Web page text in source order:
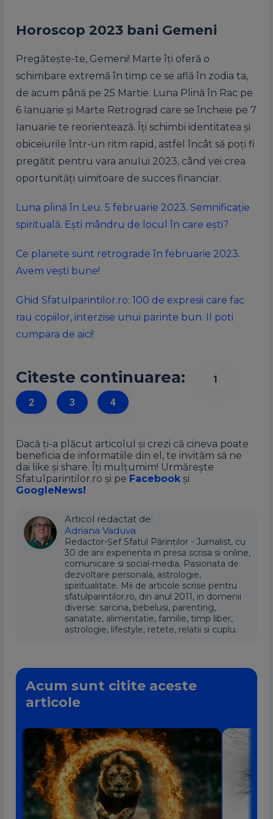
Horoscop 2023 bani Gemeni
Pregătește-te, Gemeni! Marte îți oferă o
schimbare extremă în timp ce se află în zodia ta,
de acum până pe 25 Martie. Luna Plină în Rac pe
6 Ianuarie și Marte Retrograd care se încheie pe 7
Ianuarie te reorientează. Îți schimbi identitatea și
obiceiurile într-un ritm rapid, astfel încât să poți fi
pregătit pentru vara anului 2023, când vei crea
oportunități uimitoare de succes financiar.
Luna plină în Leu. 5 februarie 2023. Semnificație
spirituală. Ești mândru de locul în care ești?
Ce planete sunt retrograde în februarie 2023.
Avem vești bune!
Ghid Sfatulparintilor.ro: 100 de expresii care fac
rau copiilor, interzise unui parinte bun. Il poti
cumpara de aici!
Citeste continuarea:
1
2
3 4
Dacă ți-a plăcut articolul și crezi că cineva poate
beneficia de informatiile din el, te invităm să ne
dai like și share. Îți mulțumim! Urmărește
Sfatulparintilor.ro și pe Facebook și
GoogleNews!
Articol redactat de:
Adriana Vaduva
Redactor-Șef Sfatul Părinților - Jurnalist, cu
30 de ani experienta in presa scrisa si online,
comunicare si social-media. Pasionata de
dezvoltare personala, astrologie,
spiritualitate. Mii de articole scrise pentru
sfatulparintilor.ro, din anul 2011, in domenii
diverse: sarcina, bebelusi, parenting,
sanatate, alimentatie, familie, timp liber,
astrologie, lifestyle, retete, relatii si cuplu.
Acum sunt citite aceste
articole